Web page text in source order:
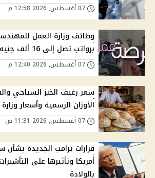
وظائف وزارة العمل
برواتب تصل إلى 16 ألف جنيه في 9 محافظات
الأوزان الرسمية وأسعار
قرارات ترامب الجديدة بشأن
أمريكا وتأثيرها على
بالولادة